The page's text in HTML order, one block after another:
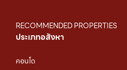
RECOMMENDED PROPERTIES
ประเภทอสังหา
คอนโด